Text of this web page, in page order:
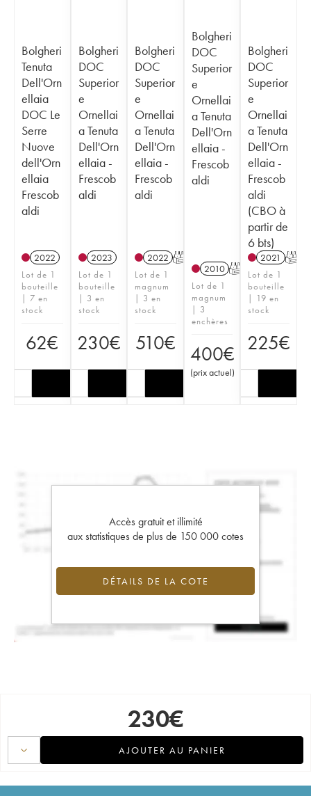
Bolgheri
Tenuta
Dell'Orn
ellaia
DOC Le
Serre
Nuove
dell'Orn
ellaia
Frescob
aldi
2022
Lot de 1
bouteille
| 7 en
stock
62€
Bolgheri
DOC
Superior
e
Ornellai
a Tenuta
Dell'Orn
ellaia -
Frescob
aldi
2023
Lot de 1
bouteille
| 3 en
stock
230€
Bolgheri
DOC
Superior
e
Ornellai
a Tenuta
Dell'Orn
ellaia -
Frescob
aldi
2022 T
Lot de 1
magnum
| 3 en
stock
510€
Bolgheri
DOC
Superior
e
Ornellai
a Tenuta
Dell'Orn
ellaia -
Frescob
aldi
2010 T
Lot de 1
magnum
| 3
enchères
400€
(prix actuel)
Bolgheri
DOC
Superior
e
Ornellai
a Tenuta
Dell'Orn
ellaia -
Frescob
aldi
(CBO à
partir de
6 bts)
2021 T
Lot de 1
bouteille
| 19 en
stock
225€
Accès gratuit et illimité
aux statistiques de plus de 150 000 cotes
DÉTAILS DE LA COTE
230€
AJOUTER AU PANIER